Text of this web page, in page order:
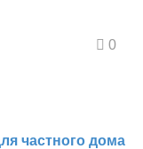
0
частного дома